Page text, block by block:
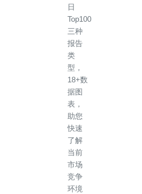
日
Top100
三种
报告
类
型，
18+数
据图
表，
助您
快速
了解
当前
市场
竞争
环境